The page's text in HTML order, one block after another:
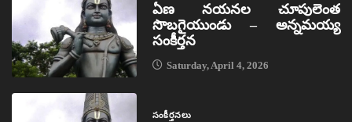
ఏణ నయనల చూపులెంత
సొబగైయుండు – అన్నమయ్య
సంకీర్తన
Saturday, April 4, 2026
సంకీర్తనలు